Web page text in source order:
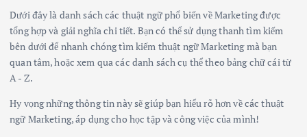
Dưới đây là danh sách các thuật ngữ phổ biến về Marketing được
tổng hợp và giải nghĩa chi tiết. Bạn có thể sử dụng thanh tìm kiếm
bên dưới để nhanh chóng tìm kiếm thuật ngữ Marketing mà bạn
quan tâm, hoặc xem qua các danh sách cụ thể theo bảng chữ cái từ
A - Z.
Hy vọng những thông tin này sẽ giúp bạn hiểu rõ hơn về các thuật
ngữ Marketing, áp dụng cho học tập và công việc của mình!